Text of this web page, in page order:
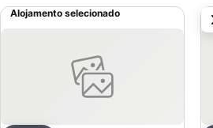
Alojamento selecionado